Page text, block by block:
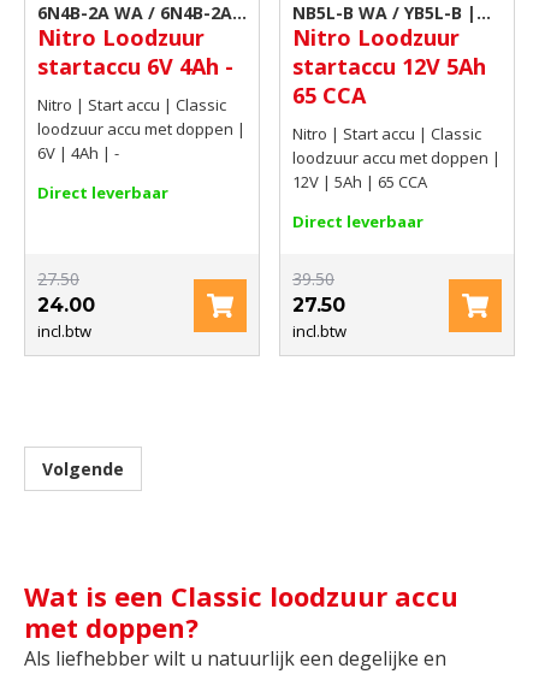
6N4B-2A WA / 6N4B-2A |
Classic loodzuur accu
met doppen
Nitro Loodzuur
startaccu 6V 4Ah -
Nitro | Start accu | Classic
loodzuur accu met doppen |
6V | 4Ah | -
Direct leverbaar
27.50
24.00
incl.btw
NB5L-B WA / YB5L-B |
Classic loodzuur accu
met doppen
Nitro Loodzuur
startaccu 12V 5Ah
65 CCA
Nitro | Start accu | Classic
loodzuur accu met doppen |
12V | 5Ah | 65 CCA
Direct leverbaar
39.50
27.50
incl.btw
Volgende
Wat is een Classic loodzuur accu
met doppen?
Als liefhebber wilt u natuurlijk een degelijke en